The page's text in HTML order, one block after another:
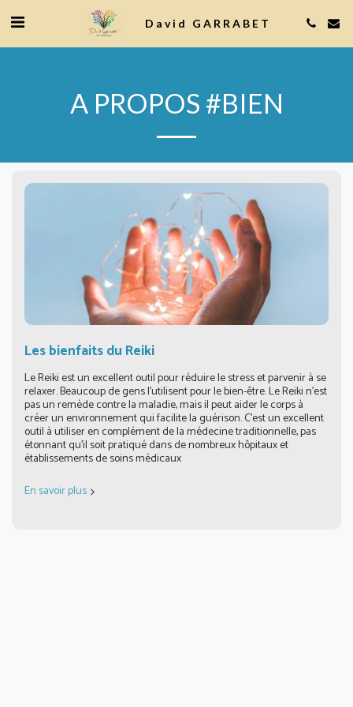
David GARRABET
A PROPOS #BIEN
Les bienfaits du Reiki
Le Reiki est un excellent outil pour réduire le stress et parvenir à se
relaxer. Beaucoup de gens l’utilisent pour le bien-être. Le Reiki n’est
pas un remède contre la maladie, mais il peut aider le corps à
créer un environnement qui facilite la guérison. C’est un excellent
outil à utiliser en complément de la médecine traditionnelle, pas
étonnant qu’il soit pratiqué dans de nombreux hôpitaux et
établissements de soins médicaux
En savoir plus